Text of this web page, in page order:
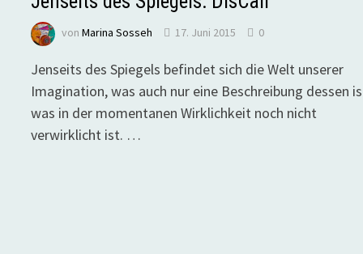
vonMarina Sosseh 17. Juni 2015 0
Jenseits des Spiegels befindet sich die Welt unserer
Imagination, was auch nur eine Beschreibung dessen
was in der momentanen Wirklichkeit noch nicht
verwirklicht ist. …